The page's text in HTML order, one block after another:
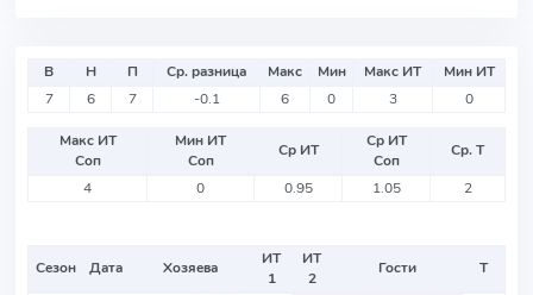
В Н П Ср. разница Макс Мин Макс ИТ
Мин ИТ
7
6 7 -0.1 6 0 3 0
Макс ИТ
Соп
Мин ИТ
Соп
Ср ИТ
Ср ИТ
Соп
Ср. Т
4
0 0.95 1.05 2
Сезон Дата Хозяева
ИТ
1
ИТ
2
Гости Т